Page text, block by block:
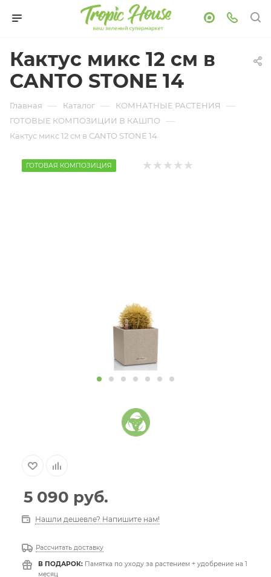
Кактус микс 12 см в
CANTO STONE 14
Главная — Каталог — КОМНАТНЫЕ РАСТЕНИЯ —
ГОТОВЫЕ КОМПОЗИЦИИ В КАШПО —
Кактус микс 12 см в CANTO STONE 14
ГОТОВАЯ КОМПОЗИЦИЯ
5 090 руб.
Нашли дешевле? Напишите нам!
Рассчитать доставку
В ПОДАРОК: Памятка по уходу за растением + удобрение на 1
месяц